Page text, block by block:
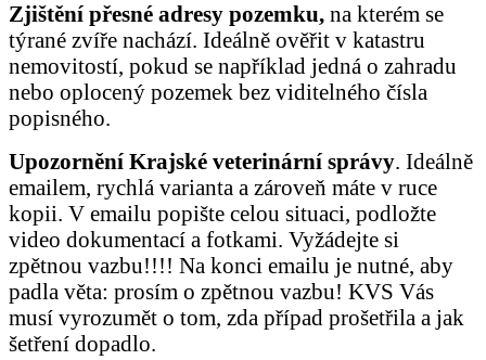
Zjištění přesné adresy pozemku, na kterém se
týrané zvíře nachází. Ideálně ověřit v katastru
nemovitostí, pokud se například jedná o zahradu
nebo oplocený pozemek bez viditelného čísla
popisného.
Upozornění Krajské veterinární správy. Ideálně
emailem, rychlá varianta a zároveň máte v ruce
kopii. V emailu popište celou situaci, podložte
video dokumentací a fotkami. Vyžádejte si
zpětnou vazbu!!!! Na konci emailu je nutné, aby
padla věta: prosím o zpětnou vazbu! KVS Vás
musí vyrozumět o tom, zda případ prošetřila a jak
šetření dopadlo.